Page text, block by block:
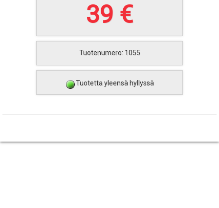
39 €
Tuotenumero: 1055
Tuotetta yleensä hyllyssä